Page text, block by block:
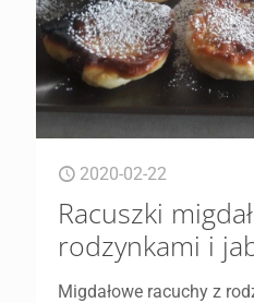
2020-02-22
Racuszki
rodzynkami i
Migdałowe racuchy z